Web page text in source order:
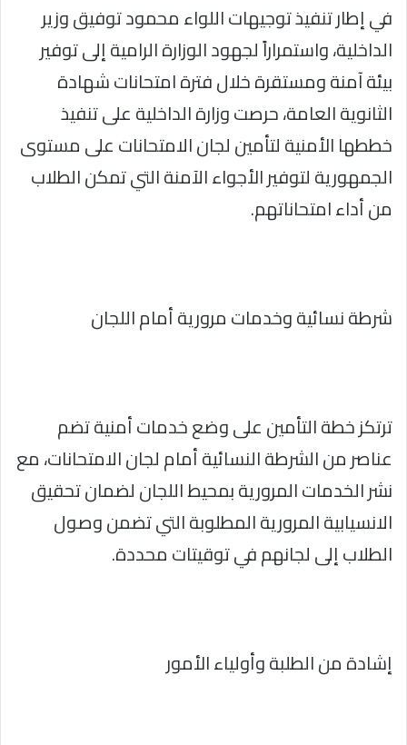
في إطار تنفيذ توجيهات اللواء محمود توفيق وزير
الداخلية، واستمراراً لجهود الوزارة الرامية إلى توفير
بيئة آمنة ومستقرة خلال فترة امتحانات شهادة
الثانوية العامة، حرصت وزارة الداخلية على تنفيذ
خططها الأمنية لتأمين لجان الامتحانات على مستوى
الجمهورية لتوفير الأجواء الآمنة التي تمكن الطلاب
من أداء امتحاناتهم.
شرطة نسائية وخدمات مرورية أمام اللجان
ترتكز خطة التأمين على وضع خدمات أمنية تضم
عناصر من الشرطة النسائية أمام لجان الامتحانات، مع
نشر الخدمات المرورية بمحيط اللجان لضمان تحقيق
الانسيابية المرورية المطلوبة التي تضمن وصول
الطلاب إلى لجانهم في توقيتات محددة.
إشادة من الطلبة وأولياء الأمور